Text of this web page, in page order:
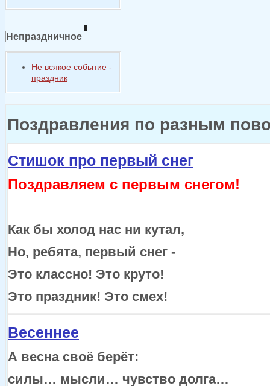
Непраздничное
Не всякое событие -
праздник
Поздравления по разным
Стишок про первый снег
Поздравляем с первым снегом!
Как бы холод нас ни кутал,
Но, ребята, первый снег -
Это классно! Это круто!
Это праздник! Это смех!
Весеннее
А весна своё берёт:
силы… мысли… чувство долга…